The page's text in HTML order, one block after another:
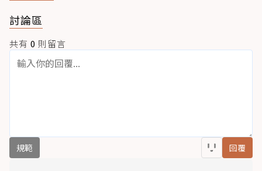
討論區
共有 0 則留言
規範 回覆